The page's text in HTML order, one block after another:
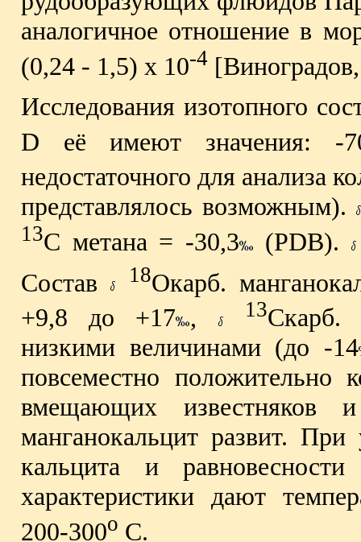
аналогичное отношение в
(0,24 - 1,5) х 10-4
Исследования изотопного
D её имеют значения:
недостаточного для анализа
представлялось возможным).
13C метана = -30,3
(PDB).
Состав
18Окарб.
+9,8 до +17 , 13Cкарб.
низкими величинами (до -14
повсеместно положительно
вмещающих известняков
манганокальцит развит.
кальцита и
характеристики дают
200-300o С.